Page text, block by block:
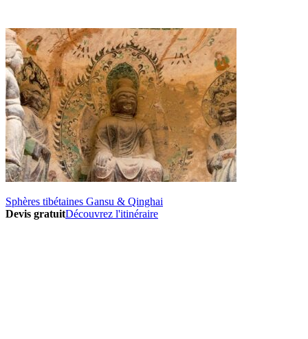
Sphères tibétaines Gansu & Qinghai
Devis gratuitDécouvrez l'itinéraire